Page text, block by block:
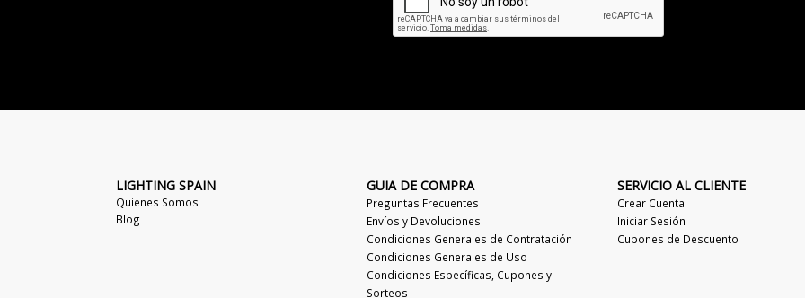
LIGHTING SPAIN
Quienes Somos
Blog
GUIA DE COMPRA
Preguntas Frecuentes
Envíos y Devoluciones
Condiciones Generales de Contratación
Condiciones Generales de Uso
Condiciones Específicas, Cupones y
Sorteos
SERVICIO AL CLIENTE
Crear Cuenta
Iniciar Sesión
Cupones de Descuento